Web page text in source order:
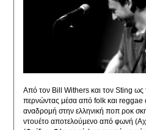
Από τον Βill Withers και τον Sting ως
περνώντας μέσα από folk και reggae
αναδρομή στην ελληνική ποπ ροκ
ντουέτο αποτελούμενο από φωνή